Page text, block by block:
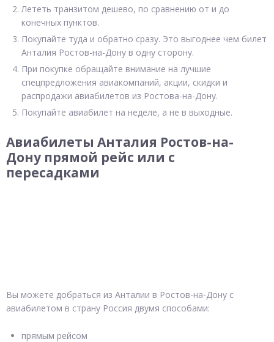
Лететь транзитом дешево, по сравнению от и до
конечных пунктов.
Покупайте туда и обратно сразу. Это выгоднее чем билет
Анталия Ростов-на-Дону в одну сторону.
При покупке обращайте внимание на лучшие
спецпредложения авиакомпаний, акции, скидки и
распродажи авиабилетов из Ростова-на-Дону.
Покупайте авиабилет на неделе, а не в выходные.
Авиабилеты Анталия Ростов-на-
Дону прямой рейс или с
пересадками
Вы можете добраться из Анталии в Ростов-на-Дону с
авиабилетом в страну Россия двумя способами:
прямым рейсом